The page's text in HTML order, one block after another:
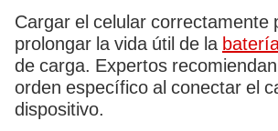
Cargar el celular correctamente
prolongar la vida útil de la
de carga. Expertos
orden específico al conectar el
dispositivo.